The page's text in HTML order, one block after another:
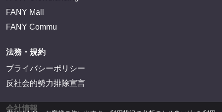
FANY Mall
FANY Commu
法務・規約
プライバシーポリシー
反社会的勢力排除宣言
会社情報